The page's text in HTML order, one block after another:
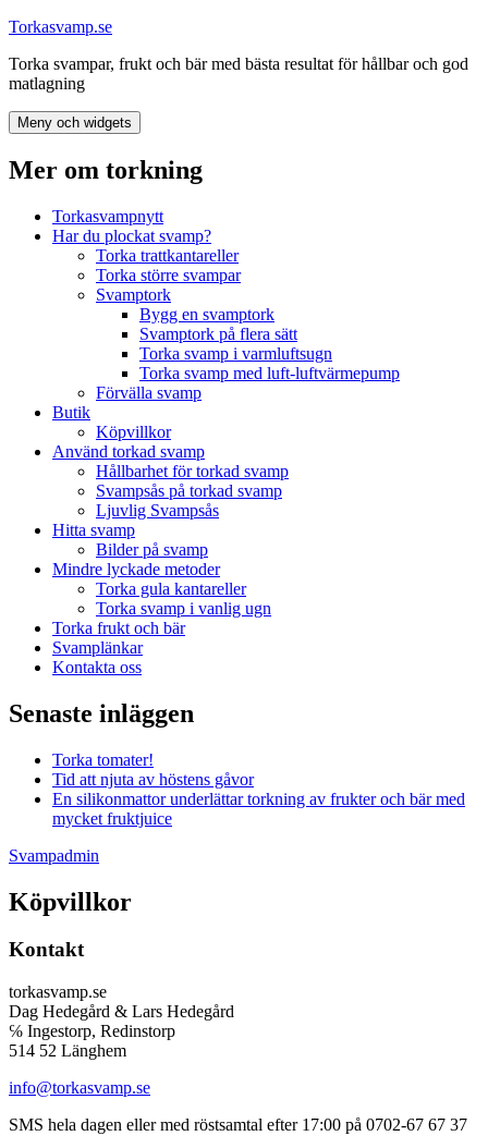
Hoppa
innehåll
Torkasvamp.se
Torka svampar, frukt och bär med bästa resultat för hållbar och god
matlagning
Meny och widgets
Mer om torkning
Torkasvampnytt
Har du plockat svamp?
Torka trattkantareller
Torka större svampar
Svamptork
Bygg en svamptork
Svamptork på flera sätt
Torka svamp i varmluftsugn
Torka svamp med luft-luftvärmepump
Förvälla svamp
Butik
Köpvillkor
Använd torkad svamp
Hållbarhet för torkad svamp
Svampsås på torkad svamp
Ljuvlig Svampsås
Hitta svamp
Bilder på svamp
Mindre lyckade metoder
Torka gula kantareller
Torka svamp i vanlig ugn
Torka frukt och bär
Svamplänkar
Kontakta oss
Senaste inläggen
Torka tomater!
Tid att njuta av höstens gåvor
En silikonmattor underlättar torkning av frukter och bär med
mycket fruktjuice
Svampadmin
Köpvillkor
Kontakt
torkasvamp.se
Dag Hedegård & Lars Hedegård
℅ Ingestorp, Redinstorp
514 52 Länghem
info@torkasvamp.se
SMS hela dagen eller med röstsamtal efter 17:00 på 0702-67 67 37